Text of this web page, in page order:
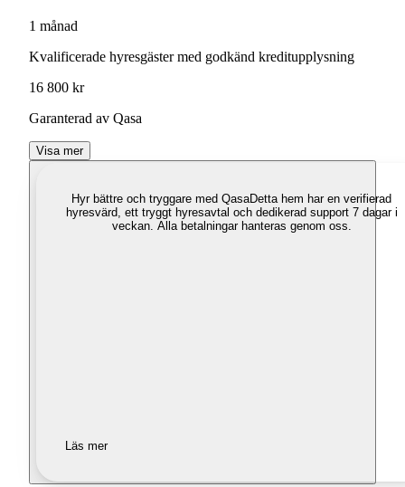
1 månad
Kvalificerade hyresgäster med godkänd kreditupplysning
16 800 kr
Garanterad av Qasa
Visa mer
Hyr bättre och tryggare med QasaDetta hem har en verifierad
hyresvärd, ett tryggt hyresavtal och dedikerad support 7 dagar i
veckan. Alla betalningar hanteras genom oss.
Läs mer